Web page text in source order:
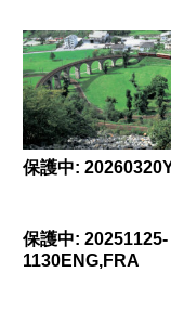
保護中:
保護中: 20251125-
1130ENG,FRA